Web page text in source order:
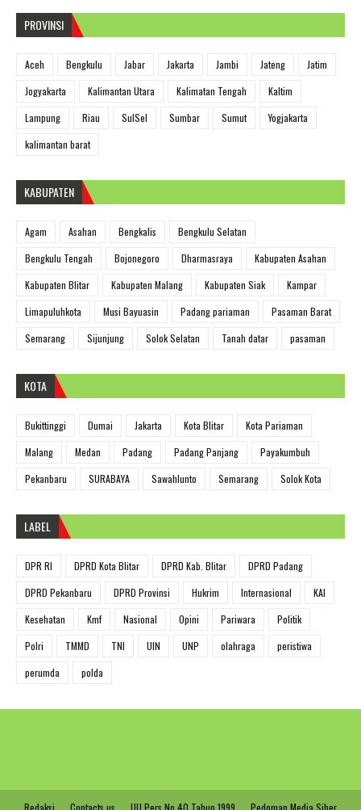
PROVINSI
Aceh Bengkulu Jabar Jakarta Jambi Jateng
Jatim
Jogyakarta
Kalimantan Utara Kalimatan Tengah
Kaltim
Lampung
Riau SulSel Sumbar Sumut
Yogjakarta
kalimantan barat
KABUPATEN
Agam Asahan Bengkalis
Bengkulu Selatan
Bengkulu Tengah
Bojonegoro Dharmasraya
Kabupaten Asahan
Kabupaten Blitar
Kabupaten Malang Kabupaten Siak
Kampar
Limapuluhkota
Musi Bayuasin Padang pariaman
Pasaman Barat
Semarang
Sijunjung Solok Selatan Tanah datar pasaman
KOTA
Bukittinggi Dumai Jakarta Kota Blitar
Kota Pariaman
Malang
Medan Padang Padang Panjang
Payakumbuh
Pekanbaru
SURABAYA Sawahlunto Semarang Solok Kota
LABEL
DPR RI DPRD Kota Blitar DPRD Kab. Blitar
DPRD Padang
DPRD Pekanbaru
DPRD Provinsi Hukrim Internasional
KAI
Kesehatan
Kmf Nasional Opini Pariwara
Politik
Polri
TMMD TNI UIN UNP olahraga
peristiwa
perumda
polda
Redaksi Contacts us UU Pers No 40 Tahun 1999 Pedoman Media Siber